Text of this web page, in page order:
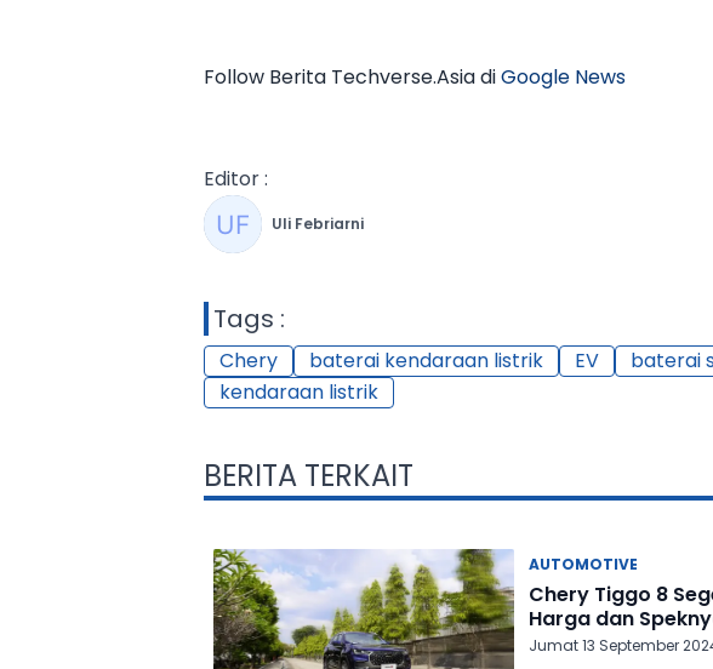
Follow Berita Techverse.Asia diGoogle News
Editor :
Uli Febriarni
Tags :
Chery baterai kendaraan listrik EV baterai
kendaraan listrik
BERITA TERKAIT
AUTOMOTIVE
Chery Tiggo 8
Harga dan
Jumat 13 September